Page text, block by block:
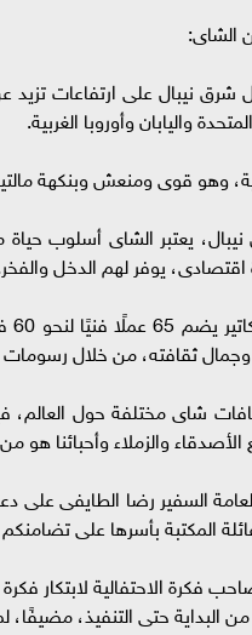
الشاى:
واليابان وأوروبا الغربية.
يعتبر الشاى أسلوب حياة
اقتصادى، يوفر لهم الدخل
ثقافته، من خلال رسومات
شاى مختلفة حول
والزملاء وأحبائنا هو من
السفير رضا الطايفى
المكتبة بأسرها على
فكرة الاحتفالية لابتكار
البداية حتى التنفيذ، مضيفًا،